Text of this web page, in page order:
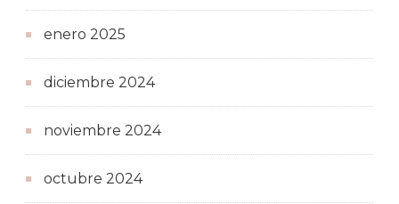
enero 2025
diciembre 2024
noviembre 2024
octubre 2024